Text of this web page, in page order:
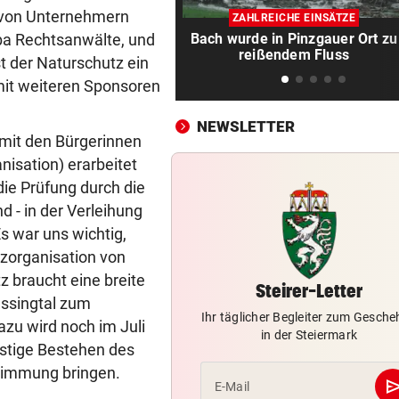
Unternehmern
Rechtsanwälte, und
der Naturschutz ein
weiteren Sponsoren
den Bürgerinnen
erarbeitet
Prüfung durch die
- in der Verleihung
war uns wichtig,
von
braucht eine breite
zum
wird noch im Juli
Bestehen des
bringen.
ganz andere!“
500 STATT FÜNF EURO
Falscher Spendensammler
Paar über den Tisch
Morgen aus Schlaf
WASSER WIRD KNAPP
Im Südburgenland heißt es:
Dusche statt Badewanne!
Selenskyj-Besuch als
DRAMATISCHE VERLETZUNG vor 2
ZAHLREICHE EINSÄTZE
Bach wurde in Pinzgauer Ort zu
reißendem Fluss
NEWSLETTER
Steirer-Letter
Ihr täglicher Begleiter zum
in der Steiermark
E-Mail